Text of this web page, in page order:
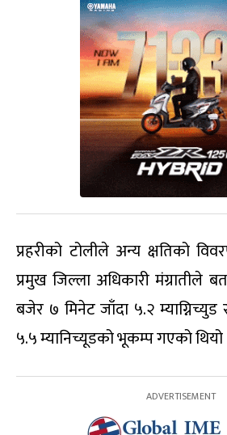
प्रहरीको टोलीले अन्य क्षतिको
प्रमुख जिल्ला अधिकारी मंग्रातीले
बजेर ७ मिनेट जाँदा ५.२
५.५ म्यानिच्यूडको भूकम्प गएको थियो